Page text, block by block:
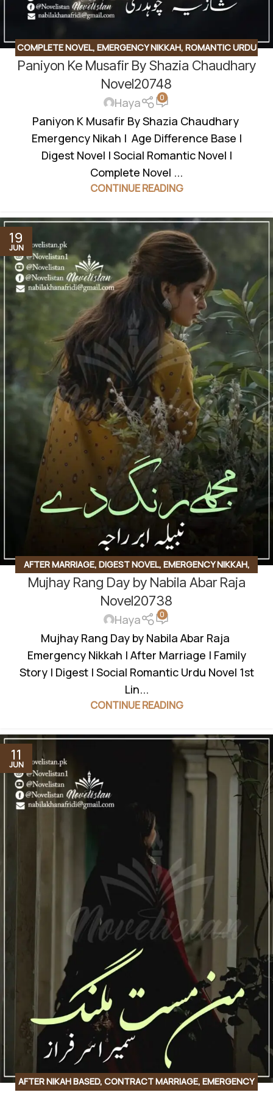
COMPLETE NOVEL, EMERGENCY NIKKAH, ROMANTIC URDU
NOVEL, SOCIAL ROMANTIC NOVEL
Paniyon Ke Musafir By Shazia Chaudhary
Novel20748
Haya 0
Paniyon K Musafir By Shazia Chaudhary
Emergency Nikah | Age Difference Base |
Digest Novel | Social Romantic Novel |
Complete Novel ...
CONTINUE READING
19
JUN
AFTER MARRIAGE, DIGEST NOVEL, EMERGENCY NIKKAH,
FAMILY STORY,SOCIAL ROMANTIC NOVEL
Mujhay Rang Day by Nabila Abar Raja
Novel20738
Haya 0
Mujhay Rang Day by Nabila Abar Raja
Emergency Nikkah | After Marriage | Family
Story | Digest | Social Romantic Urdu Novel 1st
Lin...
CONTINUE READING
11
JUN
AFTER NIKAH BASED, CONTRACT MARRIAGE, EMERGENCY